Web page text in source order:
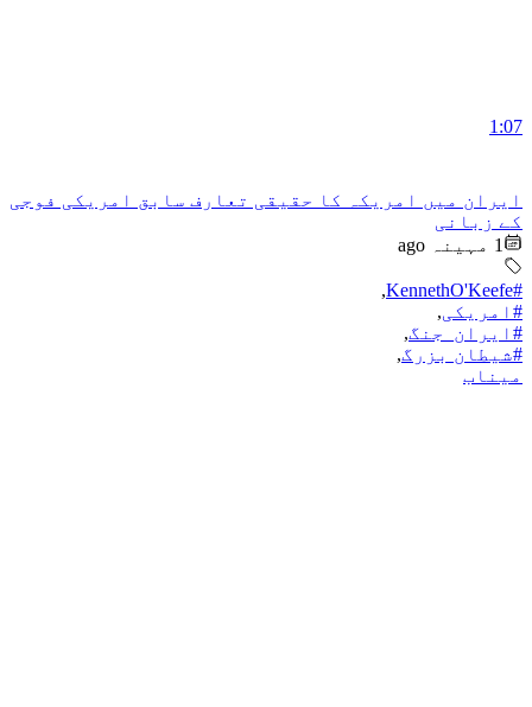
1:07
ایران میں امریکہ کا حقیقی تعارف سابق امریکی فوجی
کے زبانی
1 مہینہ ago
#KennethO'Keefe
,
#امریکی,
#ایران_جنگ,
#شیطان بزرگ,
میناب